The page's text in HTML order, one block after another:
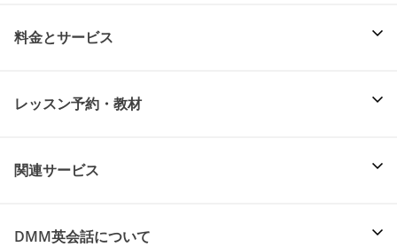
料金とサービス
レッスン予約・教材
関連サービス
DMM英会話について